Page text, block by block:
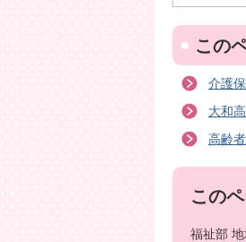
この
介護
大和
高齢
この
福祉部